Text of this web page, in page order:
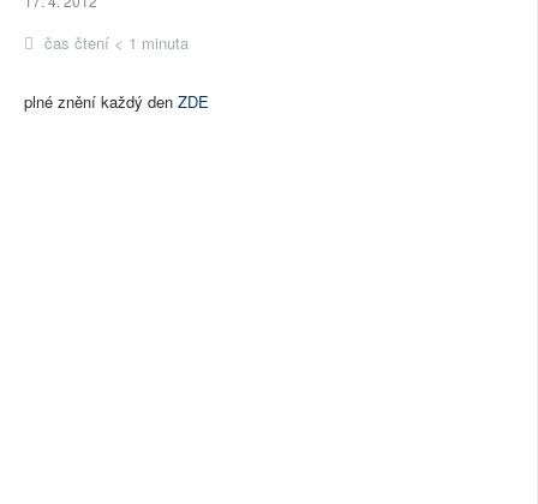
čas čtení < 1 minuta
plné znění každý den ZDE